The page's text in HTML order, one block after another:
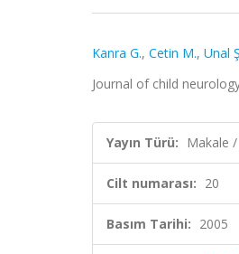
Kanra G., Cetin M., Unal
Journal of child
Yayın Türü: Makale
Cilt numarası: 20
Basım Tarihi: 2005